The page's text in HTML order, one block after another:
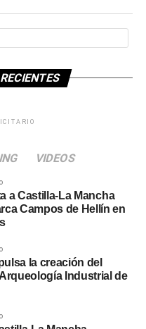
VIDEOS
a Castilla-La Mancha
Campos de Hellín en
la creación del
Industrial de